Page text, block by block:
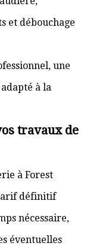
et débouchage
une
à la
travaux de
à Forest
définitif
nécessaire,
éventuelles